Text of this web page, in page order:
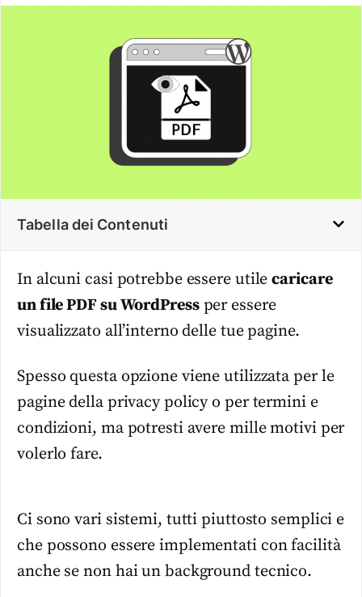
Tabella dei Contenuti
In alcuni casi potrebbe essere utilecaricare
un file PDF su WordPressper essere
visualizzato all’interno delle tue pagine.
Spesso questa opzione viene utilizzata per le
pagine della privacy policy o per termini e
condizioni, ma potresti avere mille motivi per
volerlo fare.
Ci sono vari sistemi, tutti piuttosto semplici e
che possono essere implementati con facilità
anche se non hai un background tecnico.